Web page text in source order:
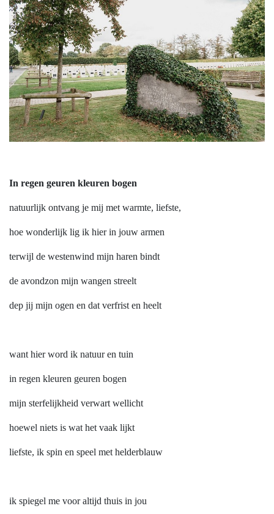
In regen geuren kleuren bogen
natuurlijk ontvang je mij met warmte, liefste,
hoe wonderlijk lig ik hier in jouw armen
terwijl de westenwind mijn haren bindt
de avondzon mijn wangen streelt
dep jij mijn ogen en dat verfrist en heelt
want hier word ik natuur en tuin
in regen kleuren geuren bogen
mijn sterfelijkheid verwart wellicht
hoewel niets is wat het vaak lijkt
liefste, ik spin en speel met helderblauw
ik spiegel me voor altijd thuis in jou